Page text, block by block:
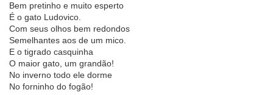
Bem pretinho e muito esperto
É o gato Ludovico.
Com seus olhos bem redondos
Semelhantes aos de um mico.
E o tigrado casquinha
O maior gato, um grandão!
No inverno todo ele dorme
No forninho do fogão!